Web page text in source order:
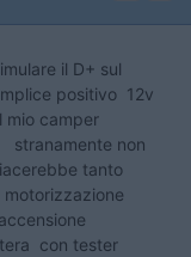
il D+ sul
positivo 12v
mio camper
stranamente non
tanto
con tester